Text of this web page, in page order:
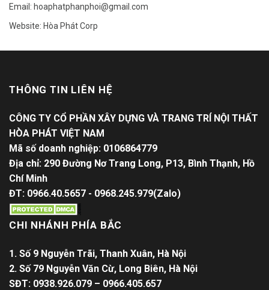
Email: hoaphatphanphoi@gmail.com
Website: Hòa Phát Corp
THÔNG TIN LIÊN HỆ
CÔNG TY CỔ PHẦN XÂY DỰNG VÀ TRANG TRÍ NỘI THẤT
HÒA PHÁT VIỆT NAM
Mã số doanh nghiệp: 0106864779
Địa chỉ: 290 Đường Nơ Trang Long, P13, Bình Thạnh, Hồ
Chí Minh
ĐT: 0966.40.5657 - 0968.245.979(Zalo)
CHI NHÁNH PHÍA BẮC
1. Số 9 Nguyễn Trãi, Thanh Xuân, Hà Nội
2. Số 79 Nguyễn Văn Cừ, Long Biên, Hà Nội
SĐT: 0938.926.079 – 0966.405.657